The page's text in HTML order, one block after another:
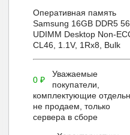
Оперативная память
Samsung 16GB DDR5
UDIMM Desktop Non-
CL46, 1.1V, 1Rx8, Bulk
0₽
Уважаемые
покупатели,
комплектующие
не продаем, только
сервера в сборе